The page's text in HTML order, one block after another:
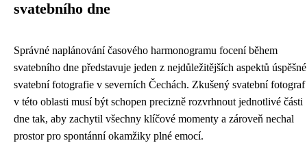
svatebního dne
Správné naplánování časového harmonogramu focení během
svatebního dne představuje jeden z nejdůležitějších aspektů úspěšné
svatební fotografie v severních Čechách. Zkušený svatební fotograf
v této oblasti musí být schopen precizně rozvrhnout jednotlivé části
dne tak, aby zachytil všechny klíčové momenty a zároveň nechal
prostor pro spontánní okamžiky plné emocí.